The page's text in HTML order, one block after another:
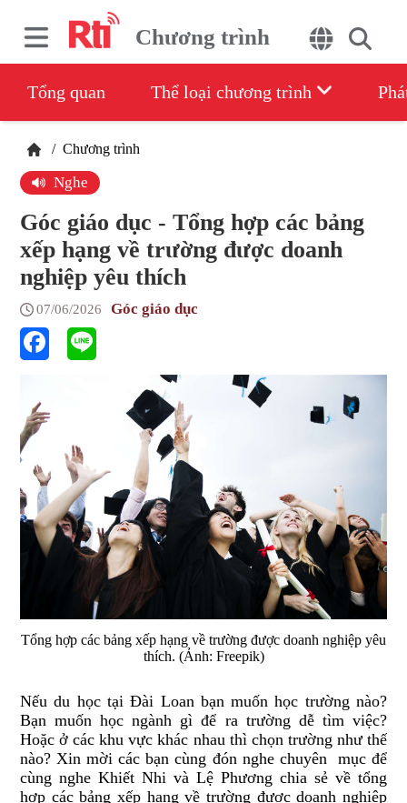
Chương trình
Tổng quan Thể loại chương trình
/ Chương trình
Nghe
Góc giáo dục - Tổng hợp các bảng
xếp hạng về trường được doanh
nghiệp yêu thích
07/06/2026 Góc giáo dục
Tổng hợp các bảng xếp hạng về trường được doanh nghiệp yêu
thích. (Ảnh: Freepik)
Nếu du học tại Đài Loan bạn muốn học trường nào?
Bạn muốn học ngành gì để ra trường dễ tìm việc?
Hoặc ở các khu vực khác nhau thì chọn trường như thế
nào? Xin mời các bạn cùng đón nghe chuyên mục để
cùng nghe Khiết Nhi và Lệ Phương chia sẻ về tổng
hợp các bảng xếp hạng về trường được doanh nghiệp